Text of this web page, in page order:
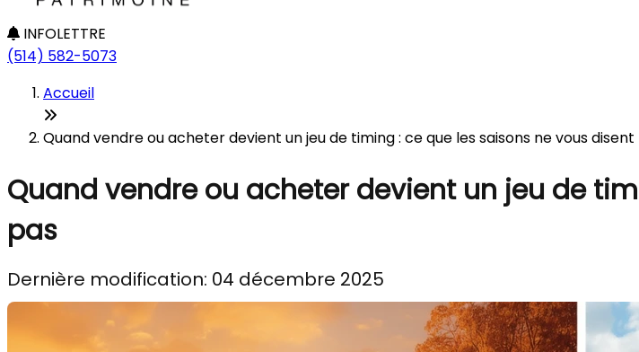
INFOLETTRE
(514) 582-5073
Accueil
Quand vendre ou acheter devient un jeu de timing : ce que les saisons ne vous
Quand vendre ou acheter devient un jeu de
pas
Dernière modification: 04 décembre 2025